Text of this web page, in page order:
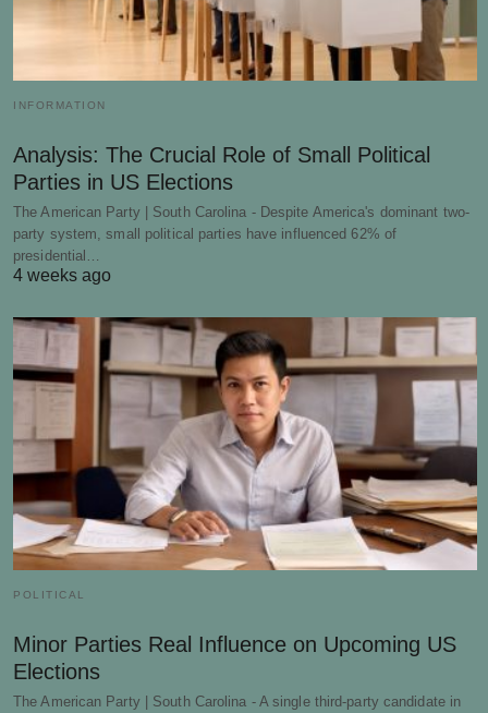
INFORMATION
Analysis: The Crucial Role of Small Political
Parties in US Elections
The American Party | South Carolina - Despite America's dominant two-
party system, small political parties have influenced 62% of
presidential…
4 weeks ago
POLITICAL
Minor Parties Real Influence on Upcoming US
Elections
The American Party | South Carolina - A single third-party candidate in